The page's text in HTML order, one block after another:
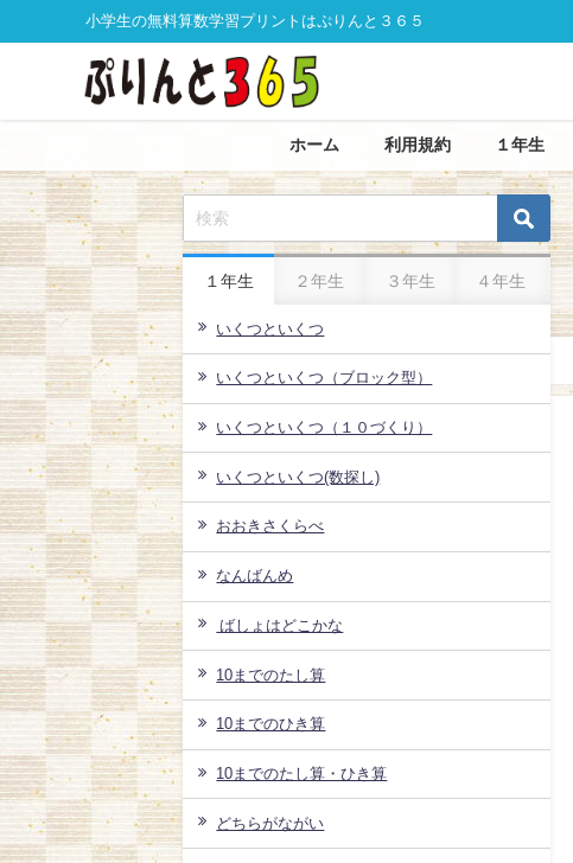
小学生の無料算数学習プリントはぷりんと３６５
ホーム 利用規約 １年生
１年生 ２年生 ３年生 ４年生
いくつといくつ
いくつといくつ（ブロック型）
いくつといくつ（１０づくり）
いくつといくつ(数探し)
おおきさくらべ
なんばんめ
ばしょはどこかな
10までのたし算
10までのひき算
10までのたし算・ひき算
どちらがながい